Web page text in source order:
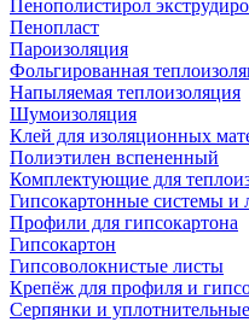
Пенополистирол
Пенопласт
Пароизоляция
Фольгированная
Напыляемая теплоизоляция
Шумоизоляция
Клей для изоляционных
Полиэтилен вспененный
Комплектующие для
Гипсокартонные системы и
Профили для гипсокартона
Гипсокартон
Гипсоволокнистые листы
Крепёж для профиля и
Серпянки и